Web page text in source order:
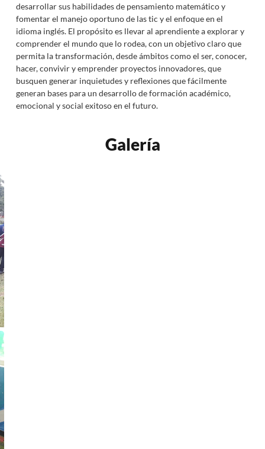
desarrollar sus habilidades de pensamiento matemático y
fomentar el manejo oportuno de las tic y el enfoque en el
idioma inglés. El propósito es llevar al aprendiente a explorar y
comprender el mundo que lo rodea, con un objetivo claro que
permita la transformación, desde ámbitos como el ser, conocer,
hacer, convivir y emprender proyectos innovadores, que
busquen generar inquietudes y reflexiones que fácilmente
generan bases para un desarrollo de formación académico,
emocional y social exitoso en el futuro.
Galería